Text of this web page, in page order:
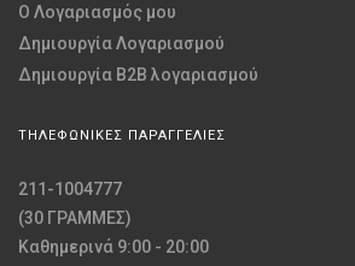
O Λογαριασμός μου
Δημιουργία Λογαριασμού
Δημιουργία B2B λογαριασμού
ΤΗΛΕΦΩΝΙΚΕΣ ΠΑΡΑΓΓΕΛΙΕΣ
211-1004777
(30 ΓΡΑΜΜΕΣ)
Καθημερινά 9:00 - 20:00